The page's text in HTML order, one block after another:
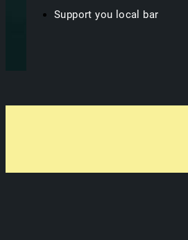
Support you local bar